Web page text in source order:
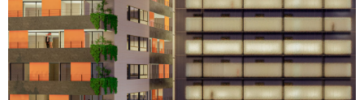
Bambina